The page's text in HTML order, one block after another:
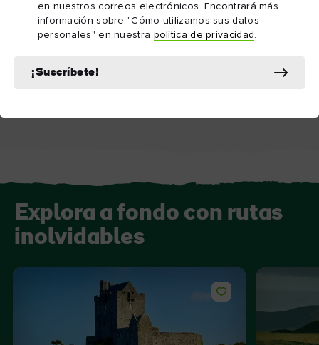
en nuestros correos electrónicos. Encontrará más
información sobre "Cómo utilizamos sus datos
personales" en nuestra política de privacidad
¡Suscríbete!
experiencia Burren
Explora a fondo con rutas
inolvidables